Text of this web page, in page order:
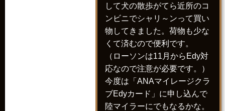
して犬の散歩がてら近所のコ
ンビニでシャリ～ンって買い
物してきました。荷物も少な
くて済むので便利です。
（ローソンは11月からEdy対
応なので注意が必要です。）
今度は「ANAマイレージクラ
ブEdyカード」に申し込んで
陸マイラーにでもなるかな。